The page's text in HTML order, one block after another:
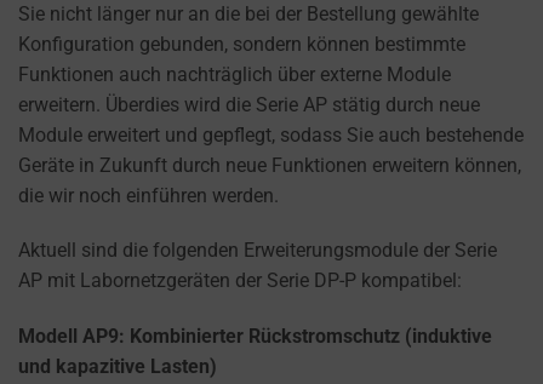
Sie nicht länger nur an die bei der Bestellung gewählte
Konfiguration gebunden, sondern können bestimmte
Funktionen auch nachträglich über externe Module
erweitern. Überdies wird die Serie AP stätig durch neue
Module erweitert und gepflegt, sodass Sie auch bestehende
Geräte in Zukunft durch neue Funktionen erweitern können,
die wir noch einführen werden.
Aktuell sind die folgenden Erweiterungsmodule der Serie
AP mit Labornetzgeräten der Serie DP-P kompatibel:
Modell AP9: Kombinierter Rückstromschutz (induktive
und kapazitive Lasten)
also
explains
how
you
can
manage
your